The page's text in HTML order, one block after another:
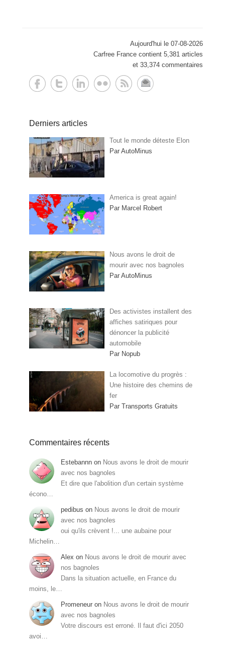
Aujourd'hui le 07-08-2026
Carfree France contient 5,381 articles
et 33,374 commentaires
Derniers articles
Tout le monde déteste Elon
Par AutoMinus
America is great again!
Par Marcel Robert
Nous avons le droit de
mourir avec nos bagnoles
Par AutoMinus
Des activistes installent des
affiches satiriques pour
dénoncer la publicité
automobile
Par Nopub
La locomotive du progrès :
Une histoire des chemins de
fer
Par Transports Gratuits
Commentaires récents
Estebannn on Nous avons le droit de mourir
avec nos bagnoles
Et dire que l'abolition d'un certain système
écono…
pedibus on Nous avons le droit de mourir
avec nos bagnoles
oui qu'ils crèvent !... une aubaine pour
Michelin…
Alex on Nous avons le droit de mourir avec
nos bagnoles
Dans la situation actuelle, en France du
moins, le…
Promeneur on Nous avons le droit de mourir
avec nos bagnoles
Votre discours est erroné. Il faut d'ici 2050
avoi…